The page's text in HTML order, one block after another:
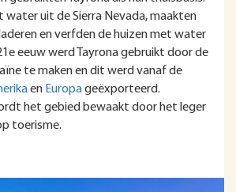
water uit de Sierra Nevada, maakten
en verfden de huizen met water
eeuw werd Tayrona gebruikt door de
te maken en dit werd vanaf de
en Europageëxporteerd.
het gebied bewaakt door het leger
toerisme.